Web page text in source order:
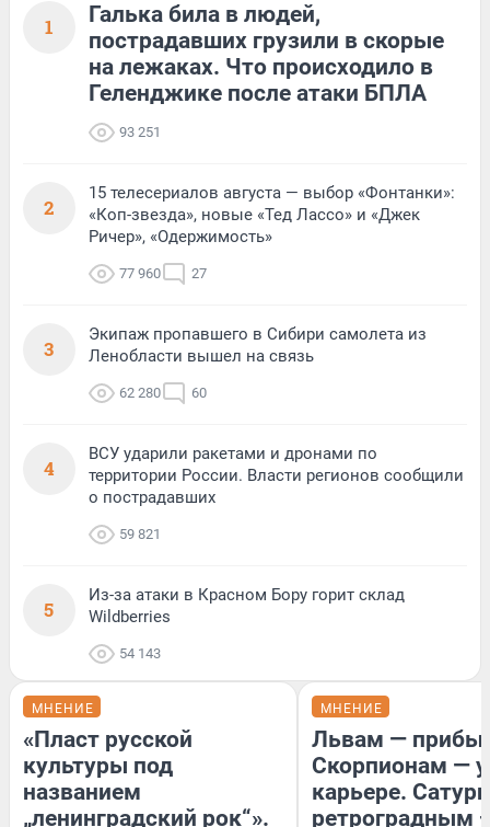
1
Галька била в людей,
пострадавших грузили в скорые
на лежаках. Что происходило в
Геленджике после атаки БПЛА
93 251
2
15 телесериалов августа — выбор «Фонтанки»:
«Коп-звезда», новые «Тед Лассо» и «Джек
Ричер», «Одержимость»
77 960 27
3
Экипаж пропавшего в Сибири самолета из
Ленобласти вышел на связь
62 280 60
4
ВСУ ударили ракетами и дронами по
территории России. Власти регионов сообщили
о пострадавших
59 821
5
Из-за атаки в Красном Бору горит склад
Wildberries
54 143
МНЕНИЕ
«Пласт русской
культуры под
названием
„ленинградский рок“».
МНЕНИЕ
Львам —
Скорпионам —
карьере.
ретроградным